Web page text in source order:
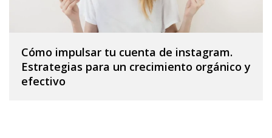
Cómo impulsar tu cuenta de instagram.
Estrategias para un crecimiento orgánico y
efectivo